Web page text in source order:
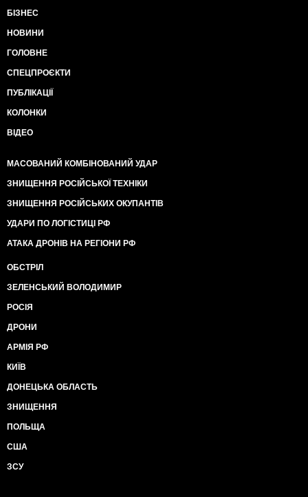
БІЗНЕС
НОВИНИ
ГОЛОВНЕ
СПЕЦПРОЄКТИ
ПУБЛІКАЦІЇ
КОЛОНКИ
ВІДЕО
МАСОВАНИЙ КОМБІНОВАНИЙ УДАР
ЗНИЩЕННЯ РОСІЙСЬКОЇ ТЕХНІКИ
ЗНИЩЕННЯ РОСІЙСЬКИХ ОКУПАНТІВ
УДАРИ ПО ЛОГІСТИЦІ РФ
АТАКА ДРОНІВ НА РЕГІОНИ РФ
ОБСТРІЛ
ЗЕЛЕНСЬКИЙ ВОЛОДИМИР
РОСІЯ
ДРОНИ
АРМІЯ РФ
КИЇВ
ДОНЕЦЬКА ОБЛАСТЬ
ЗНИЩЕННЯ
ПОЛЬЩА
США
ЗСУ